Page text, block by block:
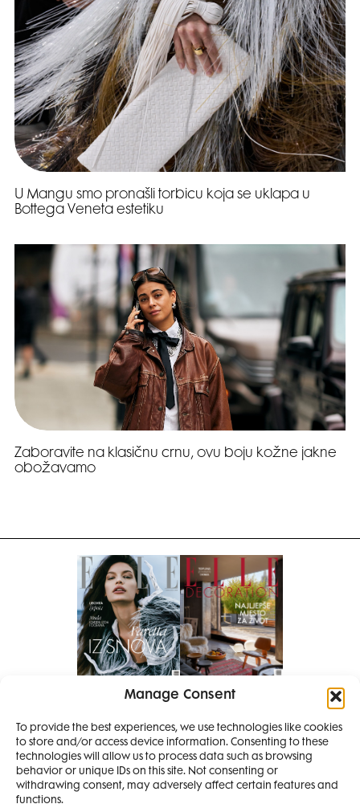
Manage Consent
To provide the best experiences, we use technologies like cookies
to store and/or access device information. Consenting to these
technologies will allow us to process data such as browsing
behavior or unique IDs on this site. Not consenting or
withdrawing consent, may adversely affect certain features and
functions.
U Mangu smo pronašli torbicu koja se uklapa u
Bottega Veneta estetiku
Zaboravite na klasičnu crnu, ovu boju kožne jakne
obožavamo
Pretplati se na časopis
PRETPLATITE SE
SMANJI
4 IZDANJA